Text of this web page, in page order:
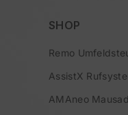
SHOP
Remo
AssistX
AMAneo